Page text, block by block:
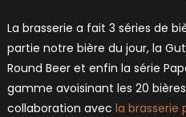
La brasserie a fait 3 séries de
partie notre bière du jour, la
Round Beer et enfin la série
gamme avoisinant les 20
collaboration avec la brasserie